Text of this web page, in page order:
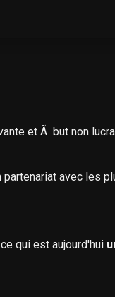
et Ã but non
partenariat avec les
qui est aujourd'hui